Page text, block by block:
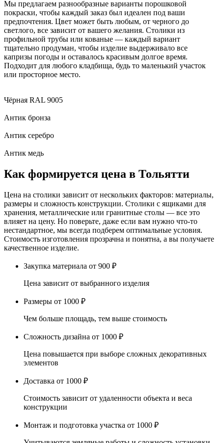
Мы предлагаем разнообразные варианты порошковой
покраски, чтобы каждый заказ был идеален под ваши
предпочтения. Цвет может быть любым, от черного до
светлого, все зависит от вашего желания. Столики из
профильной трубы или кованые — каждый вариант
тщательно продуман, чтобы изделие выдерживало все
капризы погоды и оставалось красивым долгое время.
Подходит для любого кладбища, будь то маленький участок
или просторное место.
Чёрная RAL 9005
Антик бронза
Антик серебро
Антик медь
Как формируется цена в Тольятти
Цена на столики зависит от нескольких факторов: материалы,
размеры и сложность конструкции. Столики с ящиками для
хранения, металлические или гранитные столы — все это
влияет на цену. Но поверьте, даже если вам нужно что-то
нестандартное, мы всегда подберем оптимальные условия.
Стоимость изготовления прозрачна и понятна, а вы получаете
качественное изделие.
Закупка материала от 900 ₽
Цена зависит от выбранного изделия
Размеры от 1000 ₽
Чем больше площадь, тем выше стоимость
Сложность дизайна от 1000 ₽
Цена повышается при выборе сложных декоративных
элементов
Доставка от 1000 ₽
Стоимость зависит от удаленности объекта и веса
конструкции
Монтаж и подготовка участка от 1000 ₽